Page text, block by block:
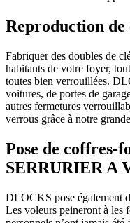
Reproduction de
Fabriquer des doubles de
habitants de votre foyer,
toutes bien verrouillées.
voitures, de portes de
autres fermetures
verrous grâce à notre
Pose de coffres-
SERRURIER A
DLOCKS pose également
Les voleurs peineront à les